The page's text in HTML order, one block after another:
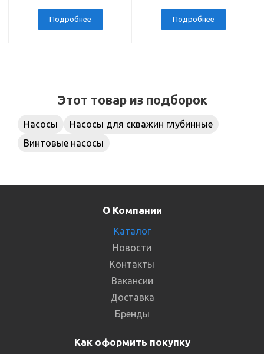
Подробнее
подключение 1 дюйм
Подробнее
Этот товар из подборок
Насосы
Насосы для скважин глубинные
Винтовые насосы
О Компании
Каталог
Новости
Контакты
Вакансии
Доставка
Бренды
Как оформить покупку